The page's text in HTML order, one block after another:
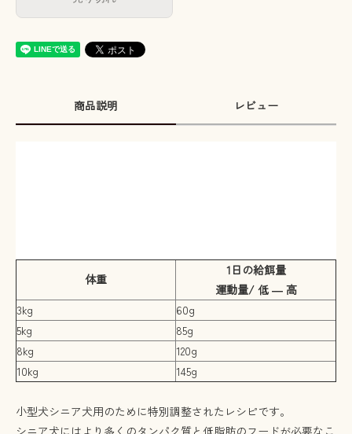
商品説明 レビュー
体重
1日の給餌量
運動量/ 低 ― 高
3kg
60g
5kg
85g
8kg
120g
10kg
145g
小型犬シニア犬用のために特別調整されたレシピです。
シニア犬にはより多くのタンパク質と低脂肪のフードが必要なこ